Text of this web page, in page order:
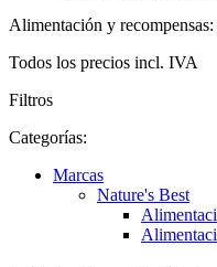
Alimentación y
Todos los precios incl. IVA
Filtros
Categorías:
Marcas
Nature's Best